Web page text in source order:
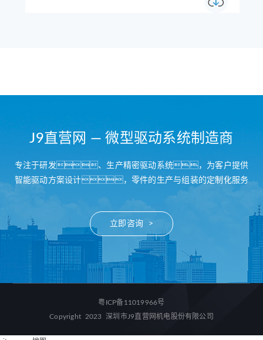
J9直营网 — 微型驱动系统制造商
专注于研发、生产精密驱动系统，为客户提供
智能驱动方案设计，零件的生产与组装的定制化服务
立即咨询 >
粤ICP备11019966号
Copyright 2023 深圳市J9直营网机电股份有限公司